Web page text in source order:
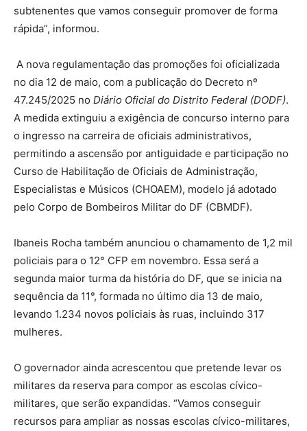
subtenentes que vamos conseguir promover de forma
rápida”, informou.
A nova regulamentação das promoções foi oficializada
no dia 12 de maio, com a publicação do Decreto nº
47.245/2025 no Diário Oficial do Distrito Federal (DODF).
A medida extinguiu a exigência de concurso interno para
o ingresso na carreira de oficiais administrativos,
permitindo a ascensão por antiguidade e participação no
Curso de Habilitação de Oficiais de Administração,
Especialistas e Músicos (CHOAEM), modelo já adotado
pelo Corpo de Bombeiros Militar do DF (CBMDF).
Ibaneis Rocha também anunciou o chamamento de 1,2 mil
policiais para o 12° CFP em novembro. Essa será a
segunda maior turma da história do DF, que se inicia na
sequência da 11°, formada no último dia 13 de maio,
levando 1.234 novos policiais às ruas, incluindo 317
mulheres.
O governador ainda acrescentou que pretende levar os
militares da reserva para compor as escolas cívico-
militares, que serão expandidas. “Vamos conseguir
recursos para ampliar as nossas escolas cívico-militares,